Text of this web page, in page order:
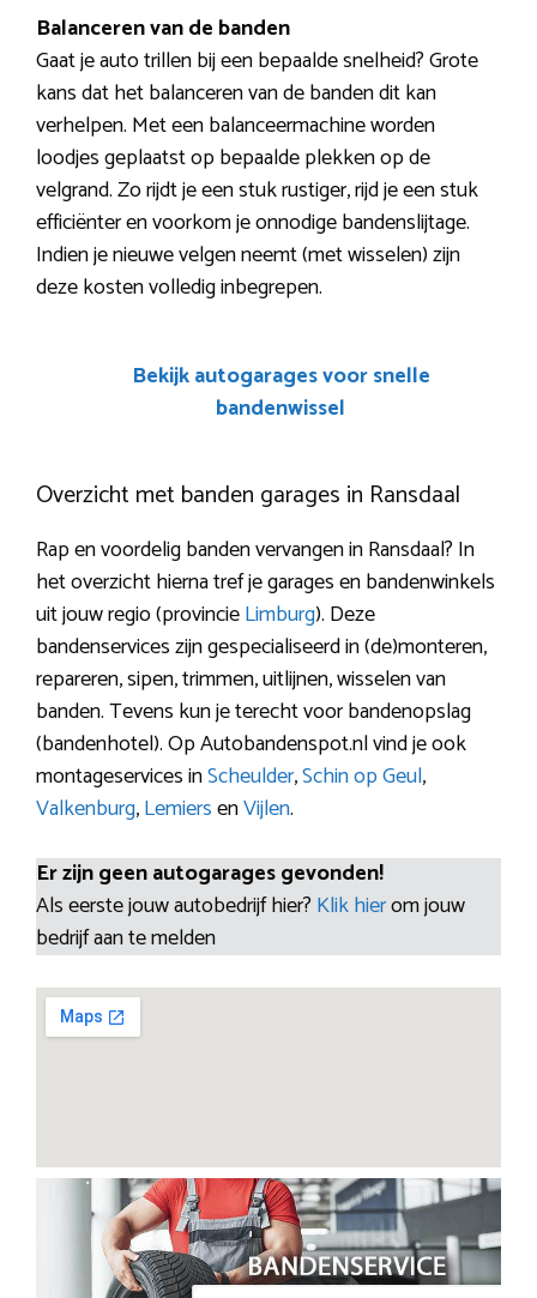
Balanceren van de banden
Gaat je auto trillen bij een bepaalde snelheid? Grote
kans dat het balanceren van de banden dit kan
verhelpen. Met een balanceermachine worden
loodjes geplaatst op bepaalde plekken op de
velgrand. Zo rijdt je een stuk rustiger, rijd je een stuk
efficiënter en voorkom je onnodige bandenslijtage.
Indien je nieuwe velgen neemt (met wisselen) zijn
deze kosten volledig inbegrepen.
Bekijk autogarages voor snelle
bandenwissel
Overzicht met banden garages in Ransdaal
Rap en voordelig banden vervangen in Ransdaal? In
het overzicht hierna tref je garages en bandenwinkels
uit jouw regio (provincieLimburg). Deze
bandenservices zijn gespecialiseerd in (de)monteren,
repareren, sipen, trimmen, uitlijnen, wisselen van
banden. Tevens kun je terecht voor bandenopslag
(bandenhotel). Op Autobandenspot.nl vind je ook
montageservices inScheulder,Schin op Geul,
Valkenburg,LemiersenVijlen.
Er zijn geen autogarages gevonden!
Als eerste jouw autobedrijf hier? Klik hierom jouw
bedrijf aan te melden